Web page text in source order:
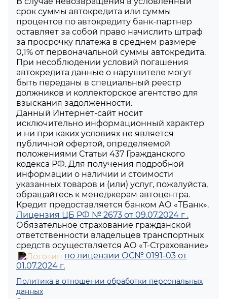
срок суммы автокредита или суммы
процентов по автокредиту банк-партнер
оставляет за собой право начислить штраф
за просрочку платежа в среднем размере
0,1% от первоначальной суммы автокредита.
При несоблюдении условий погашения
автокредита данные о нарушителе могут
быть переданы в специальный реестр
должников и коллекторское агентство для
взыскания задолженности.
Данный Интернет-сайт носит
исключительно информационный характер
и ни при каких условиях не является
публичной офертой, определяемой
положениями Статьи 437 Гражданского
кодекса РФ. Для получения подробной
информации о наличии и стоимости
указанных товаров и (или) услуг, пожалуйста,
обращайтесь к менеджерам автоцентра.
Кредит предоставляется банком АО «ТБанк».
Лицензия ЦБ РФ № 2673 от 09.07.2024 г .
Обязательное страхование гражданской
ответственности владельцев транспортных
средств осуществляется АО «Т-Страхование»
по лицензии ОС№ 0191-03 от
01.07.2024 г.
Политика в отношении обработки персональных
данных